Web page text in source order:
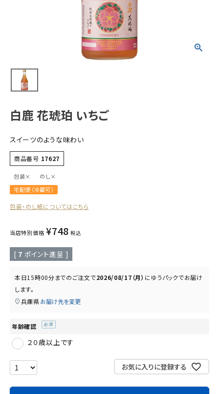
酒器
ギフト
キーワードから探す
ギフト
受賞酒
飲み比べ
セット
大容量
白鹿 花琥珀 いちご
スイーツのような味わい
商品番号 17627
包装×
のし×
宅配便（冷蔵可）
包装・のし紙についてはこちら
当店特別価格 ¥748 税込
[ 7 ポイント進呈 ]
本日15時00分までのご注文で2026/08/17（月） に ゆうパックでお届け
します。
兵庫県お届け先を変更
年齢確認
須)
２０歳以上です
お気に入りに登録する